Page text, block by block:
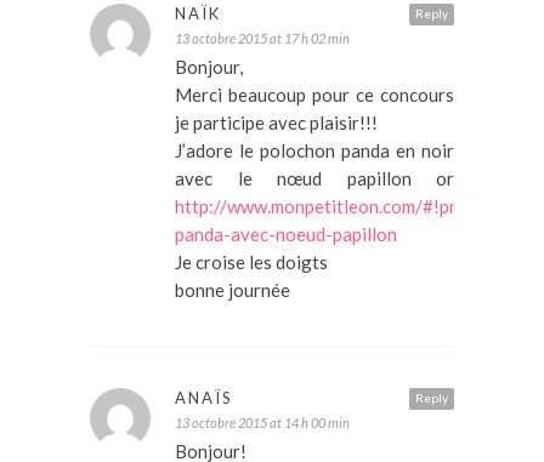
Reply
NAÏK
13 octobre 2015 at 17 h 02 min
Bonjour,
Merci beaucoup pour ce concours
je participe avec plaisir!!!
J’adore le polochon panda en noir
avec le nœud papillon or
http://www.monpetitleon.com/#!product/
panda-avec-noeud-papillon
Je croise les doigts
bonne journée
Reply
ANAÏS
13 octobre 2015 at 14 h 00 min
Bonjour!